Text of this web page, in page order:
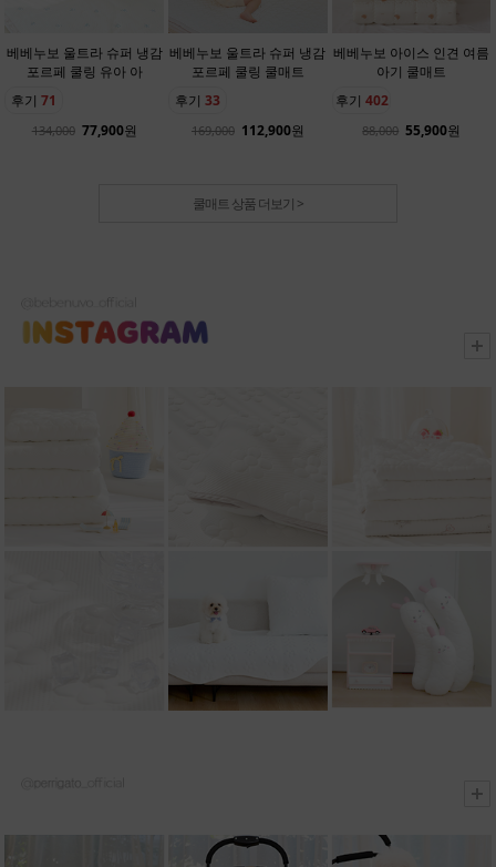
베베누보 울트라 슈퍼 냉감
포르페 쿨링 유아 아
후기71
134,000 77,900원
베베누보 울트라 슈퍼 냉감
포르페 쿨링 쿨매트
후기33
169,000 112,900원
베베누보 아이스 인견 여름
아기 쿨매트
후기 402
88,000 55,900원
쿨매트 상품 더보기 >